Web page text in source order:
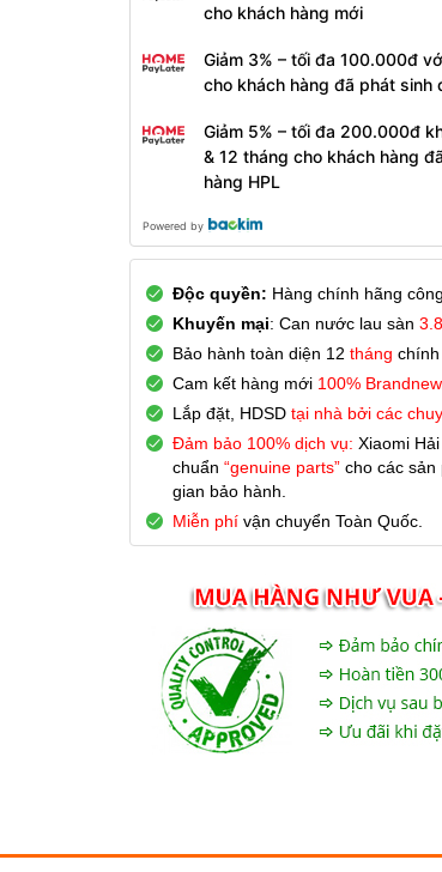
cho khách hàng mới
Giảm 3% – tối đa 100.000đ
cho khách hàng đã phát sinh
Giảm 5% – tối đa 200.000đ
& 12 tháng cho khách hàng
hàng HPL
Powered by
Độc quyền: Hàng chính hãng
Khuyến mại: Can nước lau sàn
Bảo hành toàn diện 12 tháng chính
Cam kết hàng mới 100% Brandnew.
Lắp đặt, HDSD tại nhà bởi các
Đảm bảo 100% dịch vụ: Xiaomi
chuẩn “genuine parts” cho các sản
gian bảo hành.
Miễn phívận chuyển Toàn Quốc.